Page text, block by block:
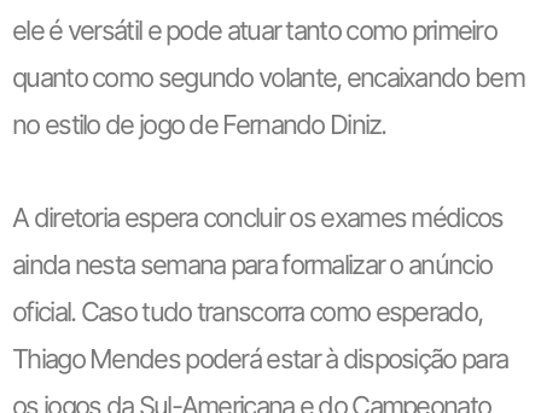
ele é versátil e pode atuar tanto como primeiro
quanto como segundo volante, encaixando bem
no estilo de jogo de Fernando Diniz.
A diretoria espera concluir os exames médicos
ainda nesta semana para formalizar o anúncio
oficial. Caso tudo transcorra como esperado,
Thiago Mendes poderá estar à disposição para
os jogos da Sul-Americana e do Campeonato